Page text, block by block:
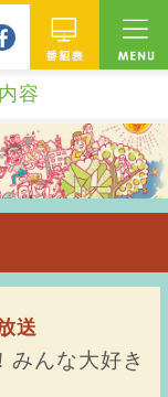
facebook
容
送
みんな大好き